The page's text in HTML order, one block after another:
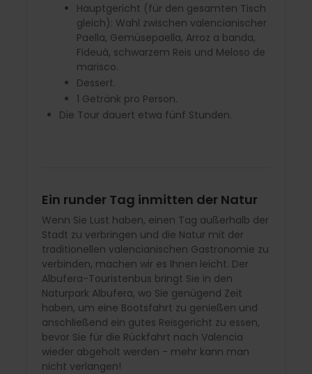
Hauptgericht (für den gesamten Tisch
gleich): Wahl zwischen valencianischer
Paella, Gemüsepaella, Arroz a banda,
Fideuà, schwarzem Reis und Meloso de
marisco.
Dessert.
1 Getränk pro Person.
Die Tour dauert etwa fünf Stunden.
Ein runder Tag inmitten der Natur
Wenn Sie Lust haben, einen Tag außerhalb der
Stadt zu verbringen und die Natur mit der
traditionellen valencianischen Gastronomie zu
verbinden, machen wir es Ihnen leicht. Der
Albufera-Touristenbus bringt Sie in den
Naturpark Albufera, wo Sie genügend Zeit
haben, um eine Bootsfahrt zu genießen und
anschließend ein gutes Reisgericht zu essen,
bevor Sie für die Rückfahrt nach Valencia
wieder abgeholt werden - mehr kann man
nicht verlangen!